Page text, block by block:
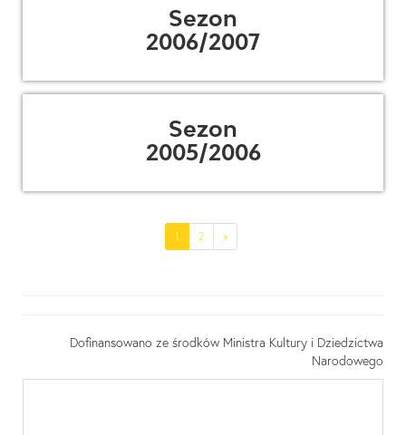
Sezon
2006/2007
Sezon
2005/2006
1 (current)
2 »
Dofinansowano ze środków Ministra Kultury i Dziedzictwa
Narodowego